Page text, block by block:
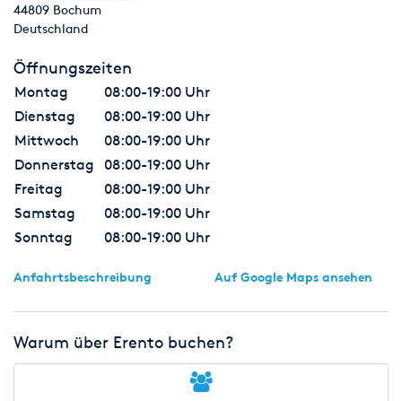
44809 Bochum
Deutschland
Öffnungszeiten
Montag
08:00-19:00 Uhr
Dienstag
08:00-19:00 Uhr
Mittwoch
08:00-19:00 Uhr
Donnerstag
08:00-19:00 Uhr
Freitag
08:00-19:00 Uhr
Samstag
08:00-19:00 Uhr
Sonntag
08:00-19:00 Uhr
Anfahrtsbeschreibung Auf Google Maps ansehen
Warum über Erento buchen?